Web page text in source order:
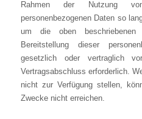
Rahmen der Nutzung
personenbezogenen Daten so
um die oben
Bereitstellung dieser
gesetzlich oder vertraglich
Vertragsabschluss erforderlich.
nicht zur Verfügung stellen,
Zwecke nicht erreichen.